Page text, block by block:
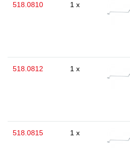
518.0810 1 x
518.0812 1 x
518.0815 1 x